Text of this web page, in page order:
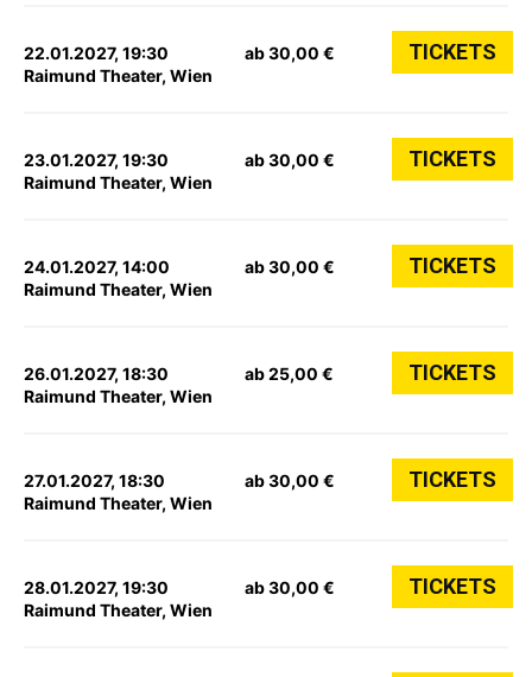
22.01.2027, 19:30
Raimund Theater, Wien
ab 30,00 € TICKETS
23.01.2027, 19:30
Raimund Theater, Wien
ab 30,00 € TICKETS
24.01.2027, 14:00
Raimund Theater, Wien
ab 30,00 € TICKETS
26.01.2027, 18:30
Raimund Theater, Wien
ab 25,00 € TICKETS
27.01.2027, 18:30
Raimund Theater, Wien
ab 30,00 € TICKETS
28.01.2027, 19:30
Raimund Theater, Wien
ab 30,00 € TICKETS